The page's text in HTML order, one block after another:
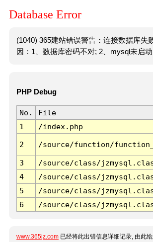
Database Error
(1040) 365建站错误警告：连接数据库失
因：1、数据库密码不对; 2、mysql未启动
PHP Debug
No. File
1
/index.php
2 /source/function/
3 /source/class/
4
/source/class/
5
/source/class/
6
/source/class/
www.365jz.com 已经将此出错信息详细记录, 由此